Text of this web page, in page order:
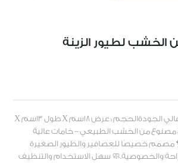
لطيور الزينة
عش عصفور خشبي عالي الجودةالحجم : عرض 18سم X طول 13سم X
ارتفاع 11سمالمميزات:🪵 مصنوع من الخشب الطبيعي – خامات عالية
مصمم خصيصًا للعصافير والطيور الصغيرة
والخصوصية.🧼 سهل الاستخدام والتنظيف